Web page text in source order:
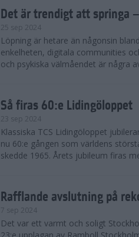
Det är trendigt att springa
25 sep 2024
Löpning är hetare än någonsin
enkelheten, digitala communities
och psykiska välmåendet är några
Så firas 60:e Lidingöloppet
23 sep 2024
Klassiska TCS Lidingöloppet
nu 60:e gången som världens
skedde 1965. Årets jubileum firas
Rafflande avslutning på
7 sep 2024
Det var ett varmt och soligt